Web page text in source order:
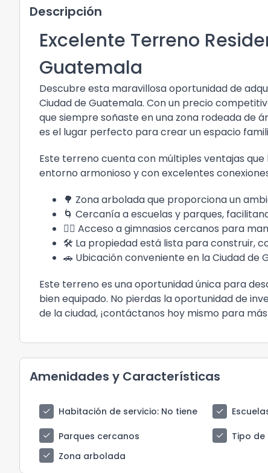
Descripción
Excelente Terreno
Guatemala
Descubre esta maravillosa oportunidad de
Ciudad de Guatemala. Con un precio
que siempre soñaste en una zona rodeada de
es el lugar perfecto para crear un espacio
Este terreno cuenta con múltiples ventajas
entorno armonioso y con excelentes
🌳 Zona arbolada que proporciona un
🌀 Cercanía a escuelas y parques,
🏋️‍♂️ Acceso a gimnasios cercanos para
🛠️ La propiedad está lista para construir,
🚗 Ubicación conveniente en la Ciudad
Este terreno es una oportunidad única para
bien equipado. No pierdas la oportunidad de
de la ciudad, ¡contáctanos hoy mismo para
Amenidades y Características
check Habitación de servicio: No tiene check
check
Parques cercanos check Tipo
check
Zona arbolada